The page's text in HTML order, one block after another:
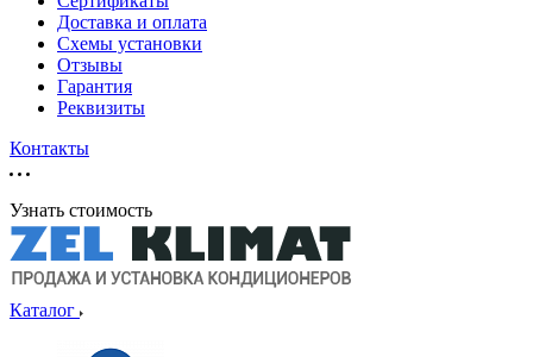
Доставка и оплата
Схемы установки
Отзывы
Гарантия
Реквизиты
Контакты
Узнать стоимость
Каталог